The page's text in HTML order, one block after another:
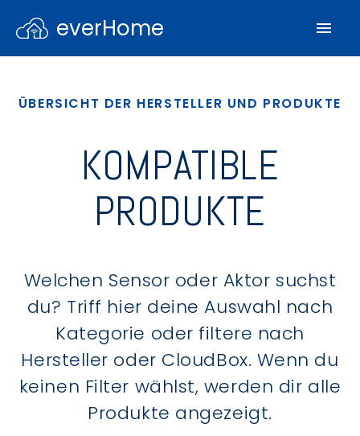
everHome
ÜBERSICHT DER HERSTELLER UND PRODUKTE
KOMPATIBLE
PRODUKTE
Welchen Sensor oder Aktor suchst
du? Triff hier deine Auswahl nach
Kategorie oder filtere nach
Hersteller oder CloudBox. Wenn du
keinen Filter wählst, werden dir alle
Produkte angezeigt.